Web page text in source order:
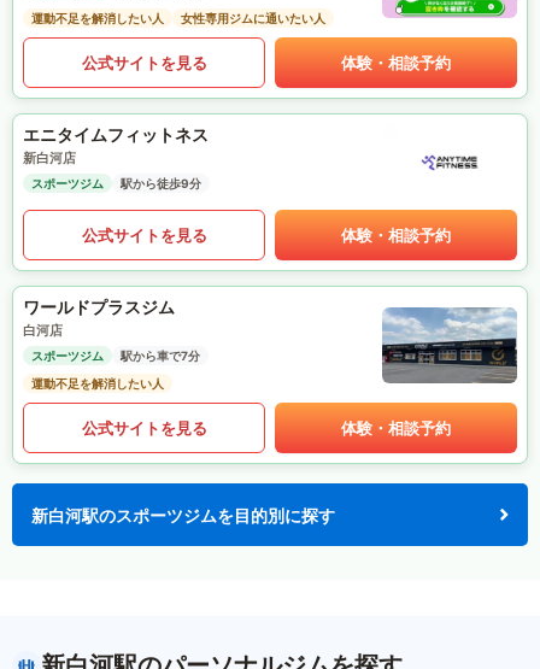
運動不足を解消したい人
女性専用ジムに通いたい人
公式サイトを見る 体験・相談予約
エニタイムフィットネス
新白河店
スポーツジム 駅から徒歩9分
公式サイトを見る 体験・相談予約
ワールドプラスジム
白河店
スポーツジム
駅から車で7分
運動不足を解消したい人
公式サイトを見る 体験・相談予約
新白河駅のスポーツジムを目的別に探す